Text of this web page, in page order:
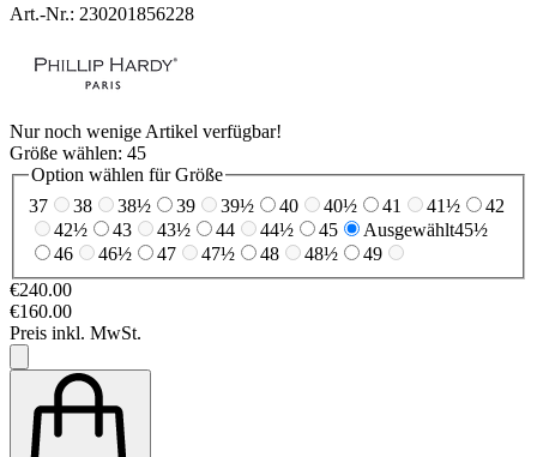
Art.-Nr.: 230201856228
Nur noch wenige Artikel verfügbar!
Größe wählen: 45
Option wählen für Größe
37
38 38½ 39 39½ 40 40½ 41 41½
42
42½
43 43½ 44 44½ 45 Ausgewählt45½
46
46½ 47 47½ 48 48½
49
€240.00
€160.00
Preis inkl. MwSt.